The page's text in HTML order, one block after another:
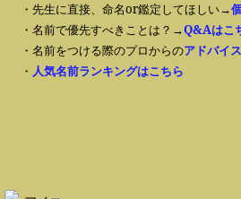
・先生に直接、命名or鑑定してほしい→
・名前で優先すべきことは？→Q&Aはこ
・名前をつける際のプロからのアドバイ
・ 人気名前ランキングはこちら